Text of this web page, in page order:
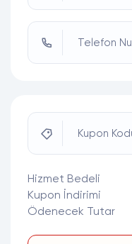
Telefon
Kupon
Hizmet Bedeli
Kupon İndirimi
Ödenecek Tutar